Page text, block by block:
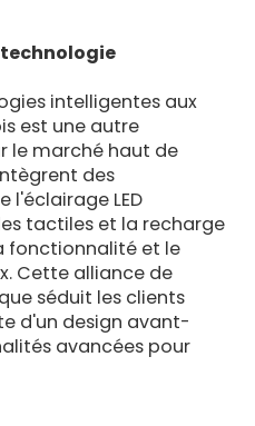
intelligentes aux
est une autre
le marché haut de
des
l'éclairage LED
tactiles et la recharge
fonctionnalité et le
Cette alliance de
séduit les clients
d'un design avant-
avancées pour